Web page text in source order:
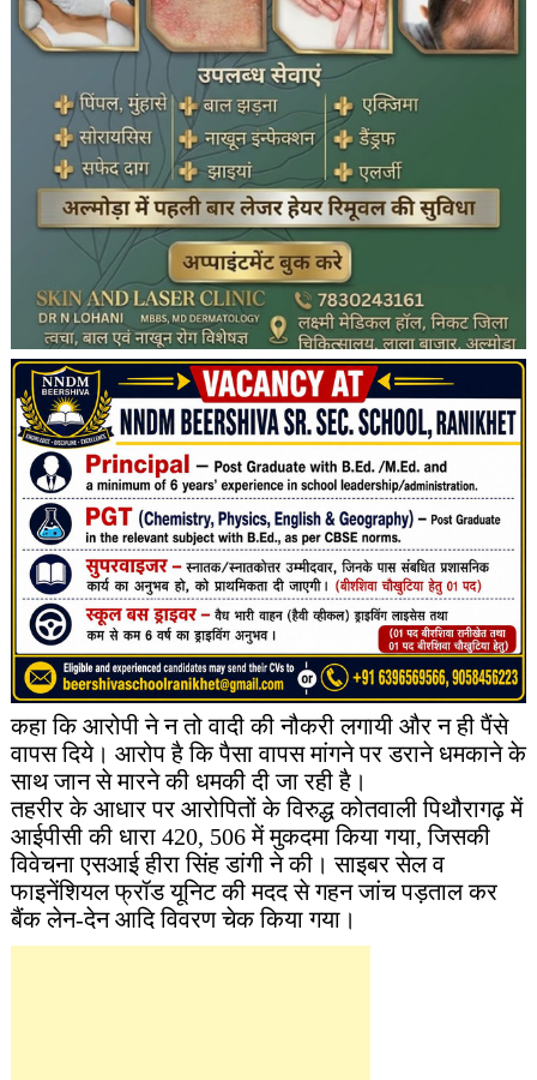
कहा कि आरोपी ने न तो वादी की नौकरी लगायी और न ही पैंसे
वापस दिये। आरोप है कि पैसा वापस मांगने पर डराने धमकाने के
साथ जान से मारने की धमकी दी जा रही है।
तहरीर के आधार पर आरोपितों के विरुद्ध कोतवाली पिथौरागढ़ में
आईपीसी की धारा 420, 506 में मुकदमा किया गया, जिसकी
विवेचना एसआई हीरा सिंह डांगी ने की। साइबर सेल व
फाइनेंशियल फ्रॉड यूनिट की मदद से गहन जांच पड़ताल कर
बैंक लेन-देन आदि विवरण चेक किया गया।